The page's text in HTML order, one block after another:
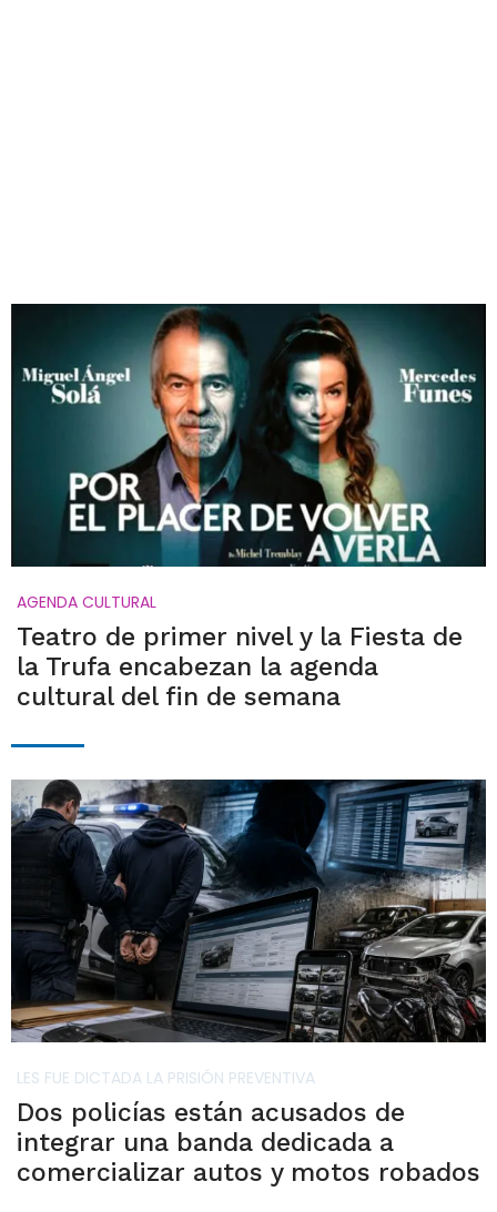
AGENDA CULTURAL
Teatro de primer nivel y la Fiesta de
la Trufa encabezan la agenda
cultural del fin de semana
LES FUE DICTADA LA PRISIÓN PREVENTIVA
Dos policías están acusados de
integrar una banda dedicada a
comercializar autos y motos robados